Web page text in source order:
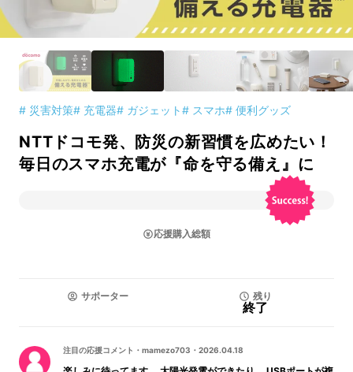
# 災害対策# 充電器# ガジェット# スマホ# 便利グッズ
NTTドコモ発、防災の新習慣を広めたい！
毎日のスマホ充電が『命を守る備え』に
応援購入総額
サポーター 残り
終了
注目の応援コメント ・ mamezo703 ・ 2026.04.18